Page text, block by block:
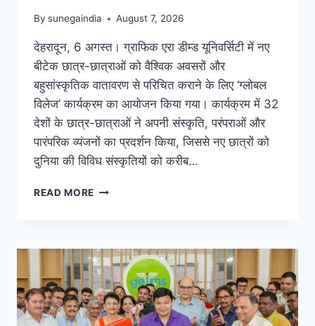
By sunegaindia August 7, 2026
देहरादून, 6 अगस्त। ग्राफिक एरा डीम्ड यूनिवर्सिटी में नए
बीटेक छात्र-छात्राओं को वैश्विक अवसरों और
बहुसांस्कृतिक वातावरण से परिचित कराने के लिए ‘ग्लोबल
विलेज’ कार्यक्रम का आयोजन किया गया। कार्यक्रम में 32
देशों के छात्र-छात्राओं ने अपनी संस्कृति, परंपराओं और
पारंपरिक व्यंजनों का प्रदर्शन किया, जिससे नए छात्रों को
दुनिया की विविध संस्कृतियों को करीब…
READ MORE